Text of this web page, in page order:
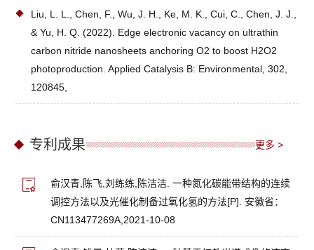
Liu, L. L., Chen, F., Wu, J. H., Ke, M. K., Cui, C., Chen, J. J.,
& Yu, H. Q. (2022). Edge electronic vacancy on ultrathin
carbon nitride nanosheets anchoring O2 to boost H2O2
photoproduction. Applied Catalysis B: Environmental, 302,
120845,
专利成果 更多 >
俞汉青,陈飞,刘练练,陈洁洁. 一种氮化碳能带结构的连续
调控方法以及光催化制备过氧化氢的方法[P]. 安徽省：
CN113477269A,2021-10-08